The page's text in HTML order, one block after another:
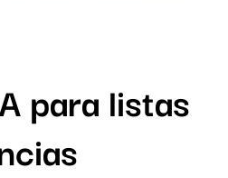
para listas